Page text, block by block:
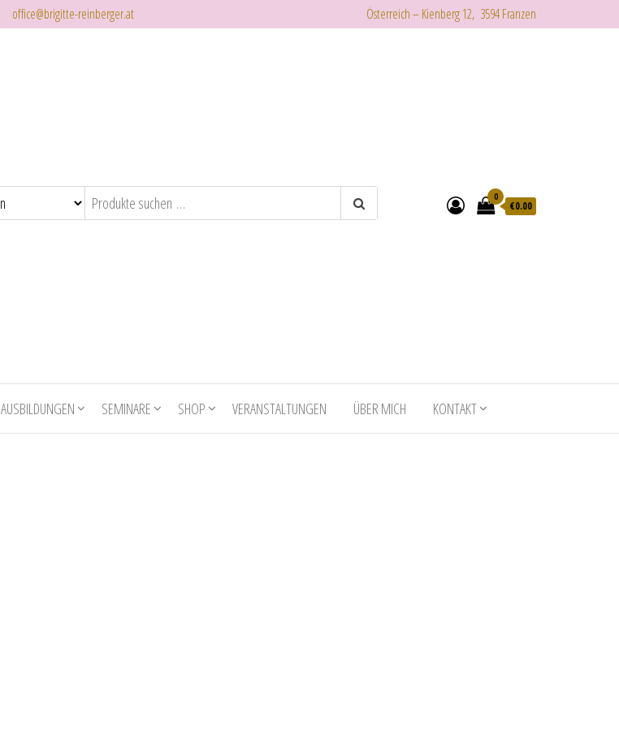
office@brigitte-reinberger.at Österreich – Kienberg 12, 3594 Franzen
0
€0.00
AUSBILDUNGEN SEMINARE SHOP VERANSTALTUNGEN ÜBER MICH KONTAKT